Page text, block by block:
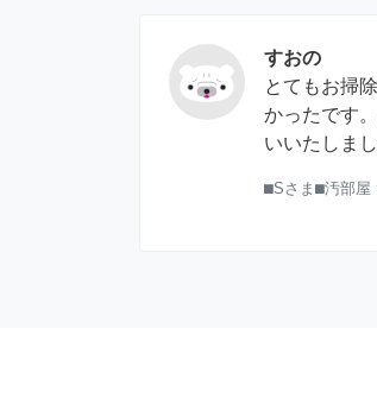
すおの
とてもお掃
かったです
いいたしまし
⬛︎Sさま⬛︎汚部